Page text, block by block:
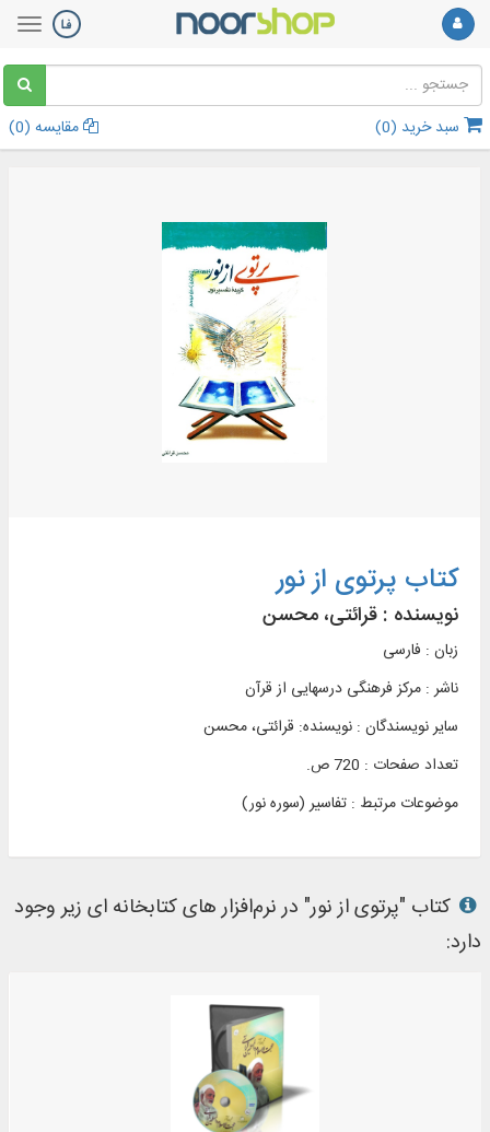
سبد خرید (0
) مقایسه (0
)
کتاب پرتوی از نور
نویسنده : قرائتی، محسن
زبان : فارسی
ناشر : مرکز فرهنگی درسهایی از قرآن
سایر نویسندگان : نویسنده: قرائتی، محسن
تعداد صفحات : 720 ص.
موضوعات مرتبط : تفاسیر (سوره نور)
کتاب "پرتوی از نور" در نرم‌افزار های کتابخانه ای زیر وجود
دارد: